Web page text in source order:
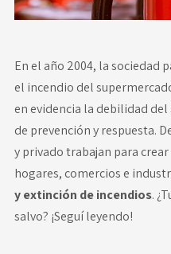
En el año 2004, la sociedad
el incendio del
en evidencia la debilidad
de prevención y respuesta.
y privado trabajan para
hogares, comercios e
y extinción de incendios.
salvo? ¡Seguí leyendo!